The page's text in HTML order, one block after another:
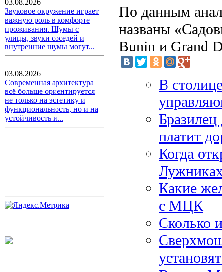
03.08.2026
Звуковое окружение играет
важную роль в комфорте
проживания. Шумы с
улицы, звуки соседей и
внутренние шумы могут...
03.08.2026
Современная архитектура
всё больше ориентируется
не только на эстетику и
функциональность, но и на
устойчивость и...
По данным
названы
Bunin и Grand
В
Бразилец
платит
Когда
Какие
с МЦК
Сколько